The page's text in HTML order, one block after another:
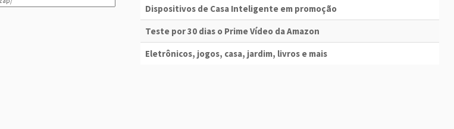
Dispositivos de Casa Inteligente em promoção
Teste por 30 dias o Prime Vídeo da Amazon
Eletrônicos, jogos, casa, jardim, livros e mais